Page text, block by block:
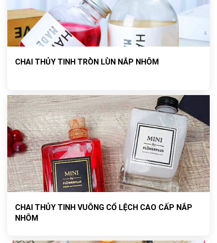
CHAI THỦY TINH TRÒN LÙN NẮP NHÔM
CHAI THỦY TINH VUÔNG CỔ LỆCH CAO CẤP NẮP
NHÔM